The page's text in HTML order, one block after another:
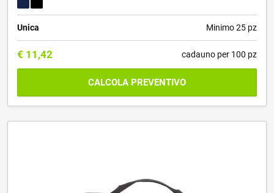
Unica Minimo 25 pz
€ 11,42 cadauno per 100 pz
CALCOLA PREVENTIVO